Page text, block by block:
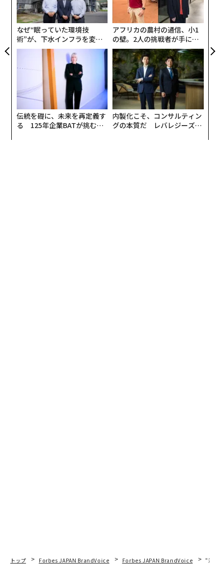
なぜ“眠っていた環境技
術”が、下水インフラを変え
たのか──産総研×月島JFE
アクアソリューションの10年
アフリカの農村の通信、小1
の壁。2人の挑戦者が手にし
た「次なる武器」
伝統を礎に、未来を再定義す
る 125年企業BATが挑むス
内製化こそ、コンサルティン
グの本質だ レバレジーズが
トップ Forbes JAPAN BrandVoice Forbes JAPAN BrandVoice “泊